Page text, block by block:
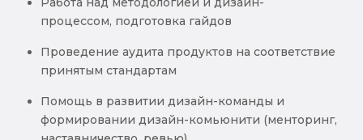
процессом, подготовка гайдов
Проведение аудита продуктов на соответствие
принятым стандартам
Помощь в развитии дизайн-команды и
формировании дизайн-комьюнити (менторинг,